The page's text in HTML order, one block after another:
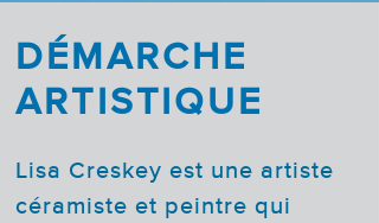
DÉMARCHE
ARTISTIQUE
Lisa Creskey est une artiste
céramiste et peintre qui